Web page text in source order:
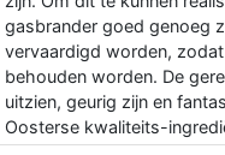
gasbrander goed genoeg
vervaardigd worden,
behouden worden. De
uitzien, geurig zijn en
Oosterse kwaliteits-